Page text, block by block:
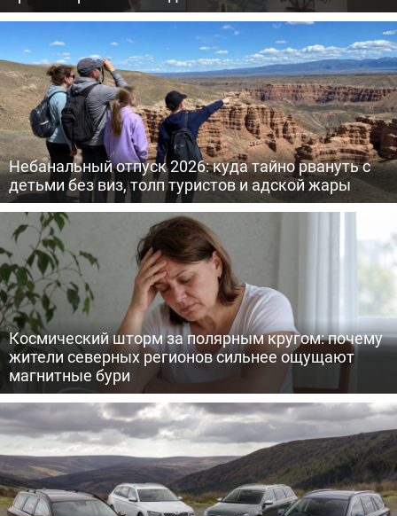
Небанальный отпуск 2026: куда тайно рвануть с
детьми без виз, толп туристов и адской жары
Космический шторм за полярным кругом: почему
жители северных регионов сильнее ощущают
магнитные бури